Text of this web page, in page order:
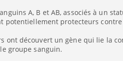
A, B et AB, associés à un
potentiellement protecteurs contre
ont découvert un gène qui lie la
groupe sanguin.
profile-t-
Le
freiner